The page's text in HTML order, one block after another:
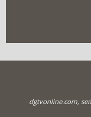
dgtvonline.com,